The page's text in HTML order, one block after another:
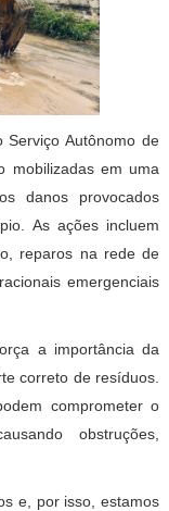
Autônomo de
mobilizadas em uma
danos provocados
As ações incluem
reparos na rede de
emergenciais
a importância da
correto de resíduos.
comprometer o
obstruções,
e, por isso, estamos